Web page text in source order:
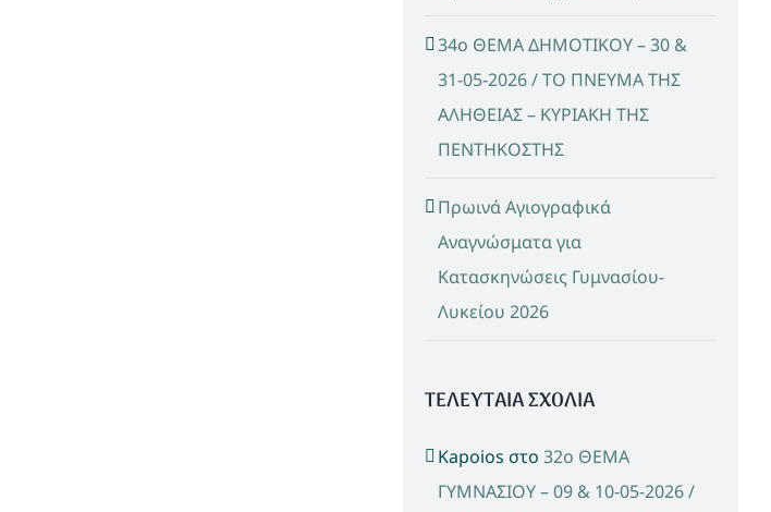
34ο ΘΕΜΑ ΔΗΜΟΤΙΚΟΥ – 30 &
31-05-2026 / ΤΟ ΠΝΕΥΜΑ ΤΗΣ
ΑΛΗΘΕΙΑΣ – ΚΥΡΙΑΚΗ ΤΗΣ
ΠΕΝΤΗΚΟΣΤΗΣ
Πρωινά Αγιογραφικά
Αναγνώσματα για
Κατασκηνώσεις Γυμνασίου-
Λυκείου 2026
ΤΕΛΕΥΤΑΙΑ ΣΧΟΛΙΑ
Kapoios στο 32ο ΘΕΜΑ
ΓΥΜΝΑΣΙΟΥ – 09 & 10-05-2026 /